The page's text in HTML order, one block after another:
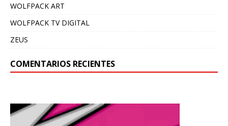
WOLFPACK ART
WOLFPACK TV DIGITAL
ZEUS
COMENTARIOS RECIENTES